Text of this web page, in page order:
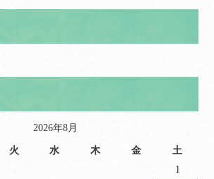
2026年8月
火 水 木 金 土
1